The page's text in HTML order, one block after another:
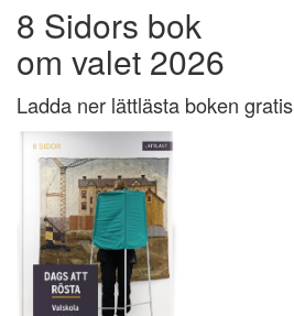
8 Sidors bok
om valet 2026
Ladda ner lättlästa boken gratis